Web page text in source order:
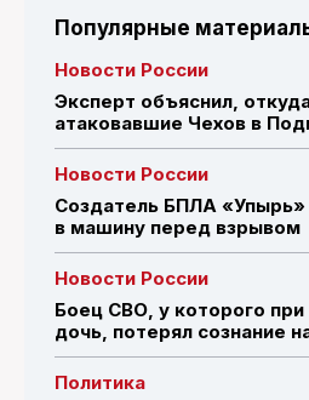
Популярные
Новости России
Эксперт объяснил,
атаковавшие Чехов в
Новости России
Создатель БПЛА «Упырь»
в машину перед взрывом
Новости России
Боец СВО, у которого при
дочь, потерял сознание
Политика